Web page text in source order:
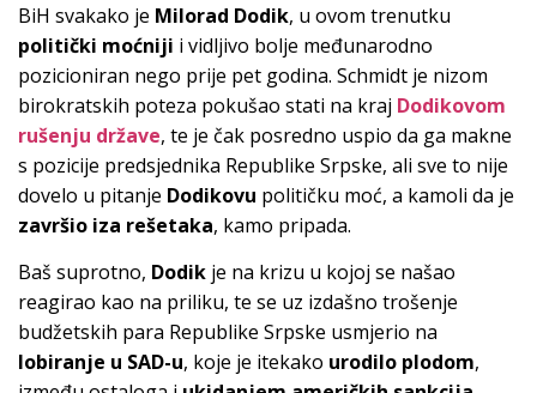
BiH svakako je Milorad Dodik, u ovom trenutku
politički moćniji i vidljivo bolje međunarodno
pozicioniran nego prije pet godina. Schmidt je nizom
birokratskih poteza pokušao stati na kraj Dodikovom
rušenju države, te je čak posredno uspio da ga makne
s pozicije predsjednika Republike Srpske, ali sve to nije
dovelo u pitanje Dodikovu političku moć, a kamoli da je
završio iza rešetaka, kamo pripada.
Baš suprotno, Dodik je na krizu u kojoj se našao
reagirao kao na priliku, te se uz izdašno trošenje
budžetskih para Republike Srpske usmjerio na
lobiranje u SAD-u, koje je itekako urodilo plodom,